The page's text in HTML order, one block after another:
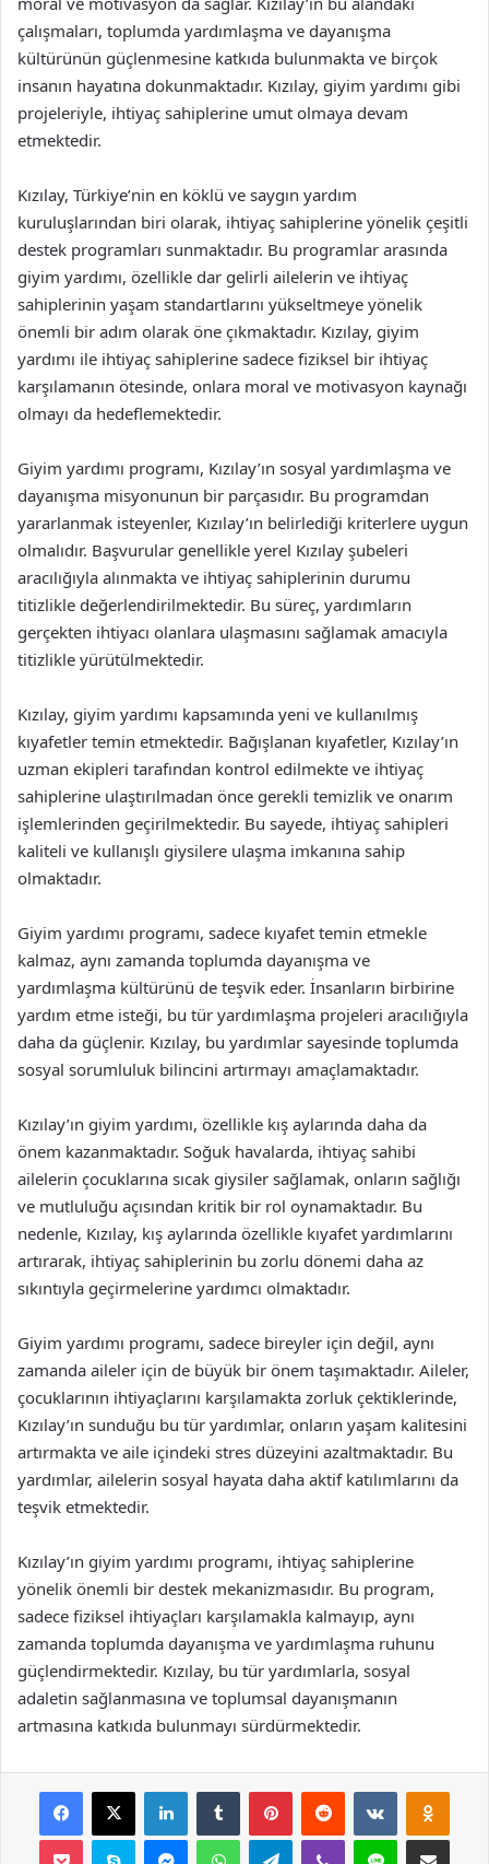
çalışmaları, toplumda yardımlaşma ve dayanışma
kültürünün güçlenmesine katkıda bulunmakta ve birçok
insanın hayatına dokunmaktadır. Kızılay, giyim yardımı gibi
projeleriyle, ihtiyaç sahiplerine umut olmaya devam
etmektedir.
Kızılay, Türkiye’nin en köklü ve saygın yardım
kuruluşlarından biri olarak, ihtiyaç sahiplerine yönelik çeşitli
destek programları sunmaktadır. Bu programlar arasında
giyim yardımı, özellikle dar gelirli ailelerin ve ihtiyaç
sahiplerinin yaşam standartlarını yükseltmeye yönelik
önemli bir adım olarak öne çıkmaktadır. Kızılay, giyim
yardımı ile ihtiyaç sahiplerine sadece fiziksel bir ihtiyaç
karşılamanın ötesinde, onlara moral ve motivasyon kaynağı
olmayı da hedeflemektedir.
Giyim yardımı programı, Kızılay’ın sosyal yardımlaşma ve
dayanışma misyonunun bir parçasıdır. Bu programdan
yararlanmak isteyenler, Kızılay’ın belirlediği kriterlere uygun
olmalıdır. Başvurular genellikle yerel Kızılay şubeleri
aracılığıyla alınmakta ve ihtiyaç sahiplerinin durumu
titizlikle değerlendirilmektedir. Bu süreç, yardımların
gerçekten ihtiyacı olanlara ulaşmasını sağlamak amacıyla
titizlikle yürütülmektedir.
Kızılay, giyim yardımı kapsamında yeni ve kullanılmış
kıyafetler temin etmektedir. Bağışlanan kıyafetler, Kızılay’ın
uzman ekipleri tarafından kontrol edilmekte ve ihtiyaç
sahiplerine ulaştırılmadan önce gerekli temizlik ve onarım
işlemlerinden geçirilmektedir. Bu sayede, ihtiyaç sahipleri
kaliteli ve kullanışlı giysilere ulaşma imkanına sahip
olmaktadır.
Giyim yardımı programı, sadece kıyafet temin etmekle
kalmaz, aynı zamanda toplumda dayanışma ve
yardımlaşma kültürünü de teşvik eder. İnsanların birbirine
yardım etme isteği, bu tür yardımlaşma projeleri aracılığıyla
daha da güçlenir. Kızılay, bu yardımlar sayesinde toplumda
sosyal sorumluluk bilincini artırmayı amaçlamaktadır.
Kızılay’ın giyim yardımı, özellikle kış aylarında daha da
önem kazanmaktadır. Soğuk havalarda, ihtiyaç sahibi
ailelerin çocuklarına sıcak giysiler sağlamak, onların sağlığı
ve mutluluğu açısından kritik bir rol oynamaktadır. Bu
nedenle, Kızılay, kış aylarında özellikle kıyafet yardımlarını
artırarak, ihtiyaç sahiplerinin bu zorlu dönemi daha az
sıkıntıyla geçirmelerine yardımcı olmaktadır.
Giyim yardımı programı, sadece bireyler için değil, aynı
zamanda aileler için de büyük bir önem taşımaktadır. Aileler,
çocuklarının ihtiyaçlarını karşılamakta zorluk çektiklerinde,
Kızılay’ın sunduğu bu tür yardımlar, onların yaşam kalitesini
artırmakta ve aile içindeki stres düzeyini azaltmaktadır. Bu
yardımlar, ailelerin sosyal hayata daha aktif katılımlarını da
teşvik etmektedir.
Kızılay’ın giyim yardımı programı, ihtiyaç sahiplerine
yönelik önemli bir destek mekanizmasıdır. Bu program,
sadece fiziksel ihtiyaçları karşılamakla kalmayıp, aynı
zamanda toplumda dayanışma ve yardımlaşma ruhunu
güçlendirmektedir. Kızılay, bu tür yardımlarla, sosyal
adaletin sağlanmasına ve toplumsal dayanışmanın
artmasına katkıda bulunmayı sürdürmektedir.
Facebook
X LinkedInTumblr PinterestReddit VKontakte
Pocket Skype MessengerWhatsAppTelegramViber Line E-Posta ile